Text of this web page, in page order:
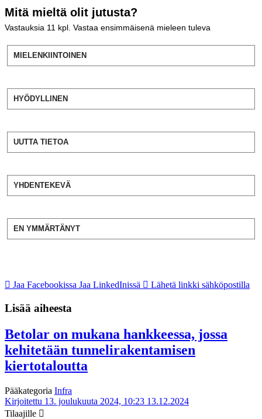
Mitä mieltä olit jutusta?
Vastauksia 11 kpl. Vastaa ensimmäisenä mieleen tuleva
MIELENKIINTOINEN
HYÖDYLLINEN
UUTTA TIETOA
YHDENTEKEVÄ
EN YMMÄRTÄNYT
Jaa Facebookissa Jaa LinkedInissä Lähetä linkki sähköpostilla
Lisää aiheesta
Betolar on mukana hankkeessa, jossa
kehitetään tunnelirakentamisen
kiertotaloutta
Pääkategoria Infra
Kirjoitettu 13. joulukuuta 2024, 10:23 13.12.2024
Tilaajille